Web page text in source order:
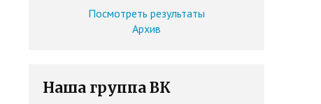
Посмотреть результаты
Архив
Наша группа ВК